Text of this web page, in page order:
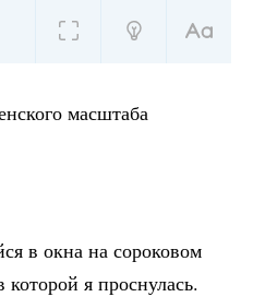
масштаба
в окна на сороковом
я проснулась.